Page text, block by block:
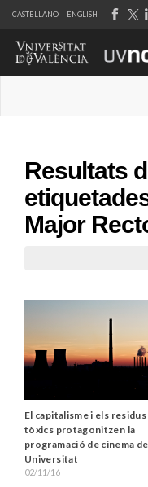
CASTELLANO ENGLISH
Resultats
Major
El capitalisme i els residus
tòxics protagonitzen la
programació de cinema
Universitat
02/11/16